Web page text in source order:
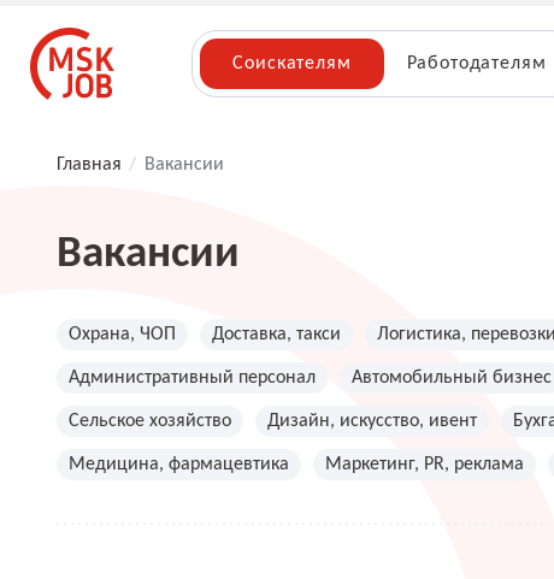
Соискателям Работодателям
Главная / Вакансии
Вакансии
Охрана, ЧОП Доставка, такси Логистика, перевозки
Административный персонал Автомобильный бизнес
Сельское хозяйство Дизайн, искусство, ивент
Медицина, фармацевтика Маркетинг, PR, реклама